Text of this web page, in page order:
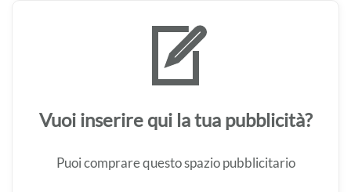
Vuoi inserire qui la tua pubblicità?
Puoi comprare questo spazio pubblicitario